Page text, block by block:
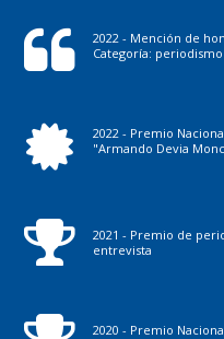
2022 - Mención de
Categoría:
2022 - Premio
"Armando Devia
2021 - Premio de
entrevista
2020 - Premio